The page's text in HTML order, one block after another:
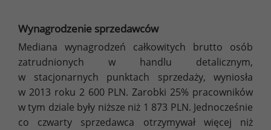
Wynagrodzenie sprzedawców
Mediana wynagrodzeń całkowitych brutto osób
zatrudnionych w handlu detalicznym,
w stacjonarnych punktach sprzedaży, wyniosła
w 2013 roku 2 600 PLN. Zarobki 25% pracowników
w tym dziale były niższe niż 1 873 PLN. Jednocześnie
co czwarty sprzedawca otrzymywał więcej niż